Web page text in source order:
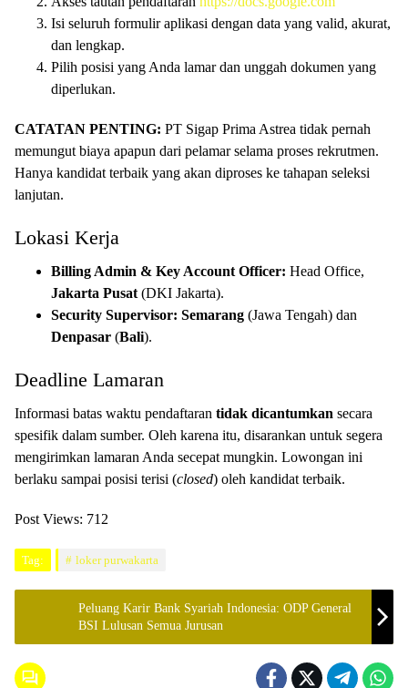
Isi seluruh formulir aplikasi dengan data yang valid, akurat,
dan lengkap.
Pilih posisi yang Anda lamar dan unggah dokumen yang
diperlukan.
CATATAN PENTING: PT Sigap Prima Astrea tidak pernah
memungut biaya apapun dari pelamar selama proses rekrutmen.
Hanya kandidat terbaik yang akan diproses ke tahapan seleksi
lanjutan.
Lokasi Kerja
Billing Admin & Key Account Officer: Head Office,
Jakarta Pusat (DKI Jakarta).
Security Supervisor: Semarang (Jawa Tengah) dan
Denpasar (Bali).
Deadline Lamaran
Informasi batas waktu pendaftaran tidak dicantumkan secara
spesifik dalam sumber. Oleh karena itu, disarankan untuk segera
mengirimkan lamaran Anda secepat mungkin. Lowongan ini
berlaku sampai posisi terisi (closed) oleh kandidat terbaik.
Post Views: 712
Tag: loker purwakarta
Peluang Karir Bank Syariah Indonesia: ODP General
BSI Lulusan Semua Jurusan